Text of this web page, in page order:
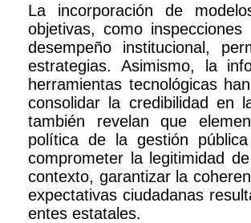
La incorporación de
objetivas, como
desempeño institucional,
estrategias. Asimismo, la
herramientas tecnológicas
consolidar la credibilidad en
también revelan que
política de la gestión
comprometer la legitimidad
contexto, garantizar la
expectativas ciudadanas
entes estatales.